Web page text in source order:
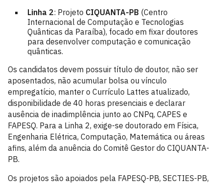
Linha 2: Projeto CIQUANTA-PB (Centro
Internacional de Computação e Tecnologias
Quânticas da Paraíba), focado em fixar doutores
para desenvolver computação e comunicação
quânticas.
Os candidatos devem possuir título de doutor, não ser
aposentados, não acumular bolsa ou vínculo
empregatício, manter o Currículo Lattes atualizado,
disponibilidade de 40 horas presenciais e declarar
ausência de inadimplência junto ao CNPq, CAPES e
FAPESQ. Para a Linha 2, exige-se doutorado em Física,
Engenharia Elétrica, Computação, Matemática ou áreas
afins, além da anuência do Comitê Gestor do CIQUANTA-
PB.
Os projetos são apoiados pela FAPESQ-PB, SECTIES-PB,